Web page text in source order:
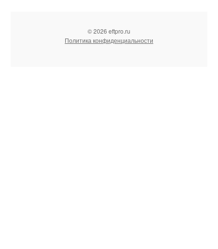
© 2026 eftpro.ru
Политика конфиденциальности